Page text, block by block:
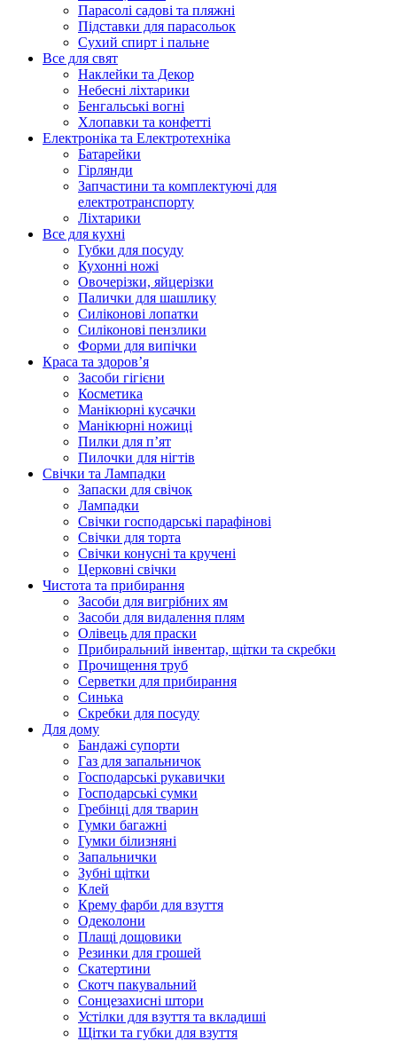
Парасолі садові та пляжні
Підставки для парасольок
Сухий спирт і пальне
Все для свят
Наклейки та Декор
Небесні ліхтарики
Бенгальські вогні
Хлопавки та конфетті
Електроніка та Електротехніка
Батарейки
Гірлянди
Запчастини та комплектуючі для
електротранспорту
Ліхтарики
Все для кухні
Губки для посуду
Кухонні ножі
Овочерізки, яйцерізки
Палички для шашлику
Силіконові лопатки
Силіконові пензлики
Форми для випічки
Краса та здоров’я
Засоби гігієни
Косметика
Манікюрні кусачки
Манікюрні ножиці
Пилки для п’ят
Пилочки для нігтів
Свічки та Лампадки
Запаски для свічок
Лампадки
Свічки господарські парафінові
Свічки для торта
Свічки конусні та кручені
Церковні свічки
Чистота та прибирання
Засоби для вигрібних ям
Засоби для видалення плям
Олівець для праски
Прибиральний інвентар, щітки та скребки
Прочищення труб
Серветки для прибирання
Синька
Скребки для посуду
Для дому
Бандажі супорти
Газ для запальничок
Господарські рукавички
Господарські сумки
Гребінці для тварин
Гумки багажні
Гумки білизняні
Запальнички
Зубні щітки
Клей
Крему фарби для взуття
Одеколони
Плащі дощовики
Резинки для грошей
Скатертини
Скотч пакувальний
Сонцезахисні штори
Устілки для взуття та вкладиші
Щітки та губки для взуття